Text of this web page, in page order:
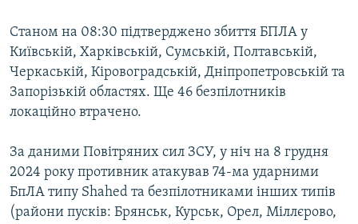
ДОЛУЧАЙСЯ!
Станом на 08:30 підтверджено збиття БПЛА у
Київській, Харківській, Сумській, Полтавській,
Черкаській, Кіровоградській, Дніпропетровській та
Запорізькій областях. Ще 46 безпілотників
локаційно втрачено.
За даними Повітряних сил ЗСУ, у ніч на 8 грудня
2024 року противник атакував 74-ма ударними
БпЛА типу Shahed та безпілотниками інших типів
(райони пусків: Брянськ, Курськ, Орел, Міллєрово,